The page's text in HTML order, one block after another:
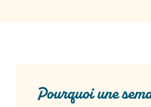
Pourquoi une